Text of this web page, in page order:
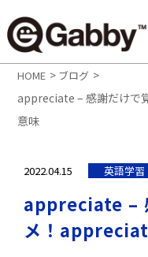
HOME > ブログ >
appreciate – 感謝だけで
意味
2022.04.15 英語学習
appreciate –
メ！